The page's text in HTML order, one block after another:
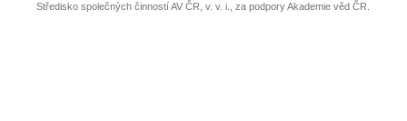
Středisko společných činností AV ČR, v. v. i., za podpory Akademie věd ČR.